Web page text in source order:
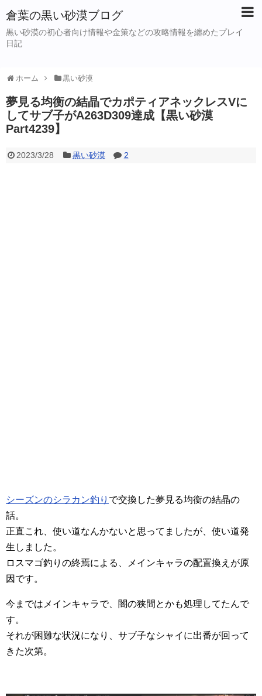
倉葉の黒い砂漠ブログ
黒い砂漠の初心者向け情報や金策などの攻略情報を纏めたプレイ
日記
ホーム 黒い砂漠
夢見る均衡の結晶でカポティアネックレスVに
してサブ子がA263D309達成【黒い砂漠
Part4239】
2023/3/28 黒い砂漠 2
シーズンのシラカン釣り で交換した夢見る均衡の結晶の
話。
正直これ、使い道なんかないと思ってましたが、使い道発
生しました。
ロスマゴ釣りの終焉による、メインキャラの配置換えが原
因です。
今まではメインキャラで、闇の狭間とかも処理してたんで
す。
それが困難な状況になり、サブ子なシャイに出番が回って
きた次第。